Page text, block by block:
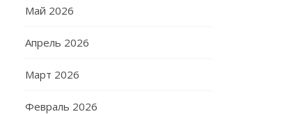
Май 2026
Апрель 2026
Март 2026
Февраль 2026